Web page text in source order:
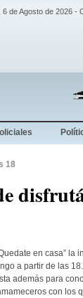
6 de Agosto de 2026 -
18
en casa” la
a partir de las
además para
con los